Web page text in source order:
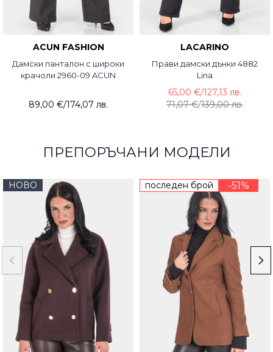
ACUN FASHION
Дамски панталон с широки
крачоли 2960-09 ACUN
89,00 €/174,07 лв.
LACARINO
Прави дамски дънки 4882
Lina
71,07 €/139,00 лв.
65,00 €/127,13 лв.
ПРЕПОРЪЧАНИ МОДЕЛИ
НОВО последен брой -51%